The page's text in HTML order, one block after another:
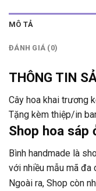
MÔ TẢ
ĐÁNH GIÁ (0)
THÔNG TIN
Cây hoa khai trương
Tặng kèm thiệp/in
Shop hoa sáp
Bình handmade là
với nhiều mẫu mã đa
Ngoài ra, Shop còn